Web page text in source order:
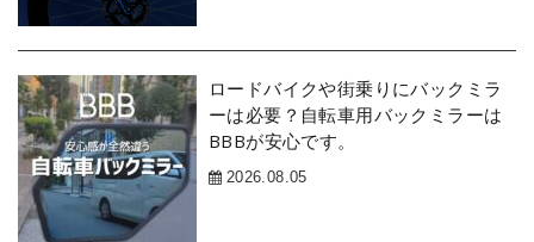
ロードバイクや街乗りにバックミラ
ーは必要？自転車用バックミラーは
BBBが安心です。
2026.08.05